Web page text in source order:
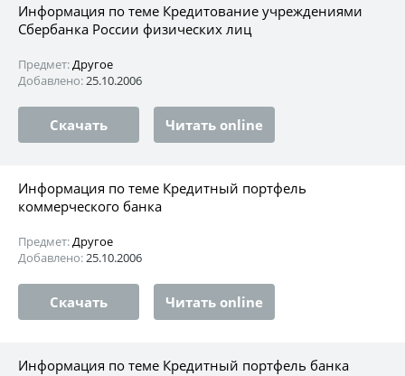
Информация по теме Кредитование учреждениями
Сбербанка России физических лиц
Предмет:Другое
Добавлено:25.10.2006
Скачать Читать online
Информация по теме Кредитный портфель
коммерческого банка
Предмет:Другое
Добавлено:25.10.2006
Скачать Читать online
Информация по теме Кредитный портфель банка